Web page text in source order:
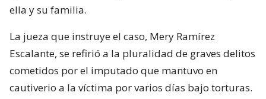
ella y su familia.
La jueza que instruye el caso, Mery Ramírez
Escalante, se refirió a la pluralidad de graves delitos
cometidos por el imputado que mantuvo en
cautiverio a la víctima por varios días bajo torturas.